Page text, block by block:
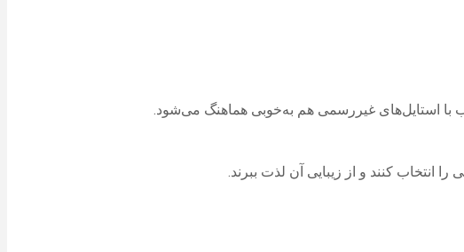
با استایل‌های غیررسمی هم به‌خوبی هماهنگ می‌شود.
کنند و از زیبایی آن لذت ببرند.